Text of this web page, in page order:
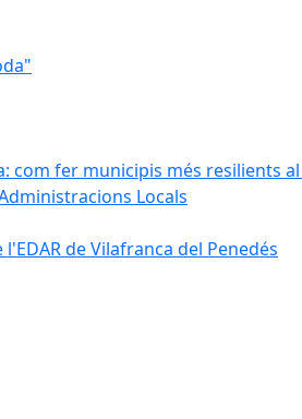
com fer municipis més resilients
Locals
de Vilafranca del Penedés